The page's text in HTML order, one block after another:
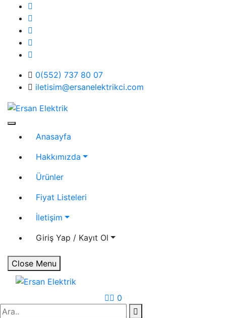
content
0(552) 737 80 07
iletisim@ersanelektrikci.com
Ersan Elektrik
Elektrik | Otomasyon
Anasayfa
Hakkımızda
Ürünler
Fiyat Listeleri
İletişim
Giriş Yap / Kayıt Ol
Close Menu
0
Search